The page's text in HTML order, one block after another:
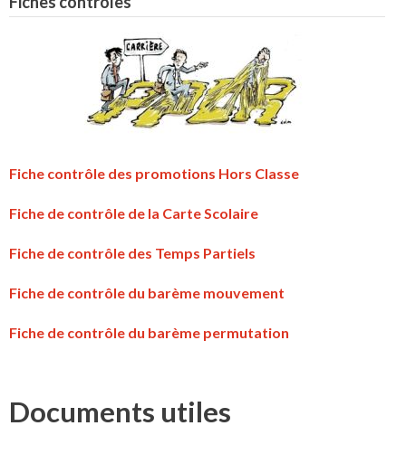
Fiche contrôle des promotions Hors Classe
Fiche de contrôle de la Carte Scolaire
Fiche de contrôle des Temps Partiels
Fiche de contrôle du barème mouvement
Fiche de contrôle du barème permutation
Documents utiles